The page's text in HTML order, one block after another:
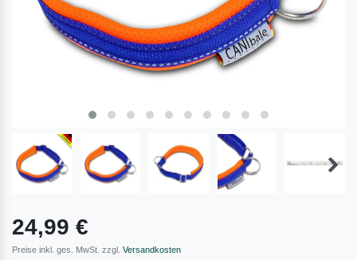
24,99 €
Preise inkl. ges. MwSt. zzgl. Versandkosten